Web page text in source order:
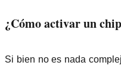
¿Cómo activar un
Si bien no es nada